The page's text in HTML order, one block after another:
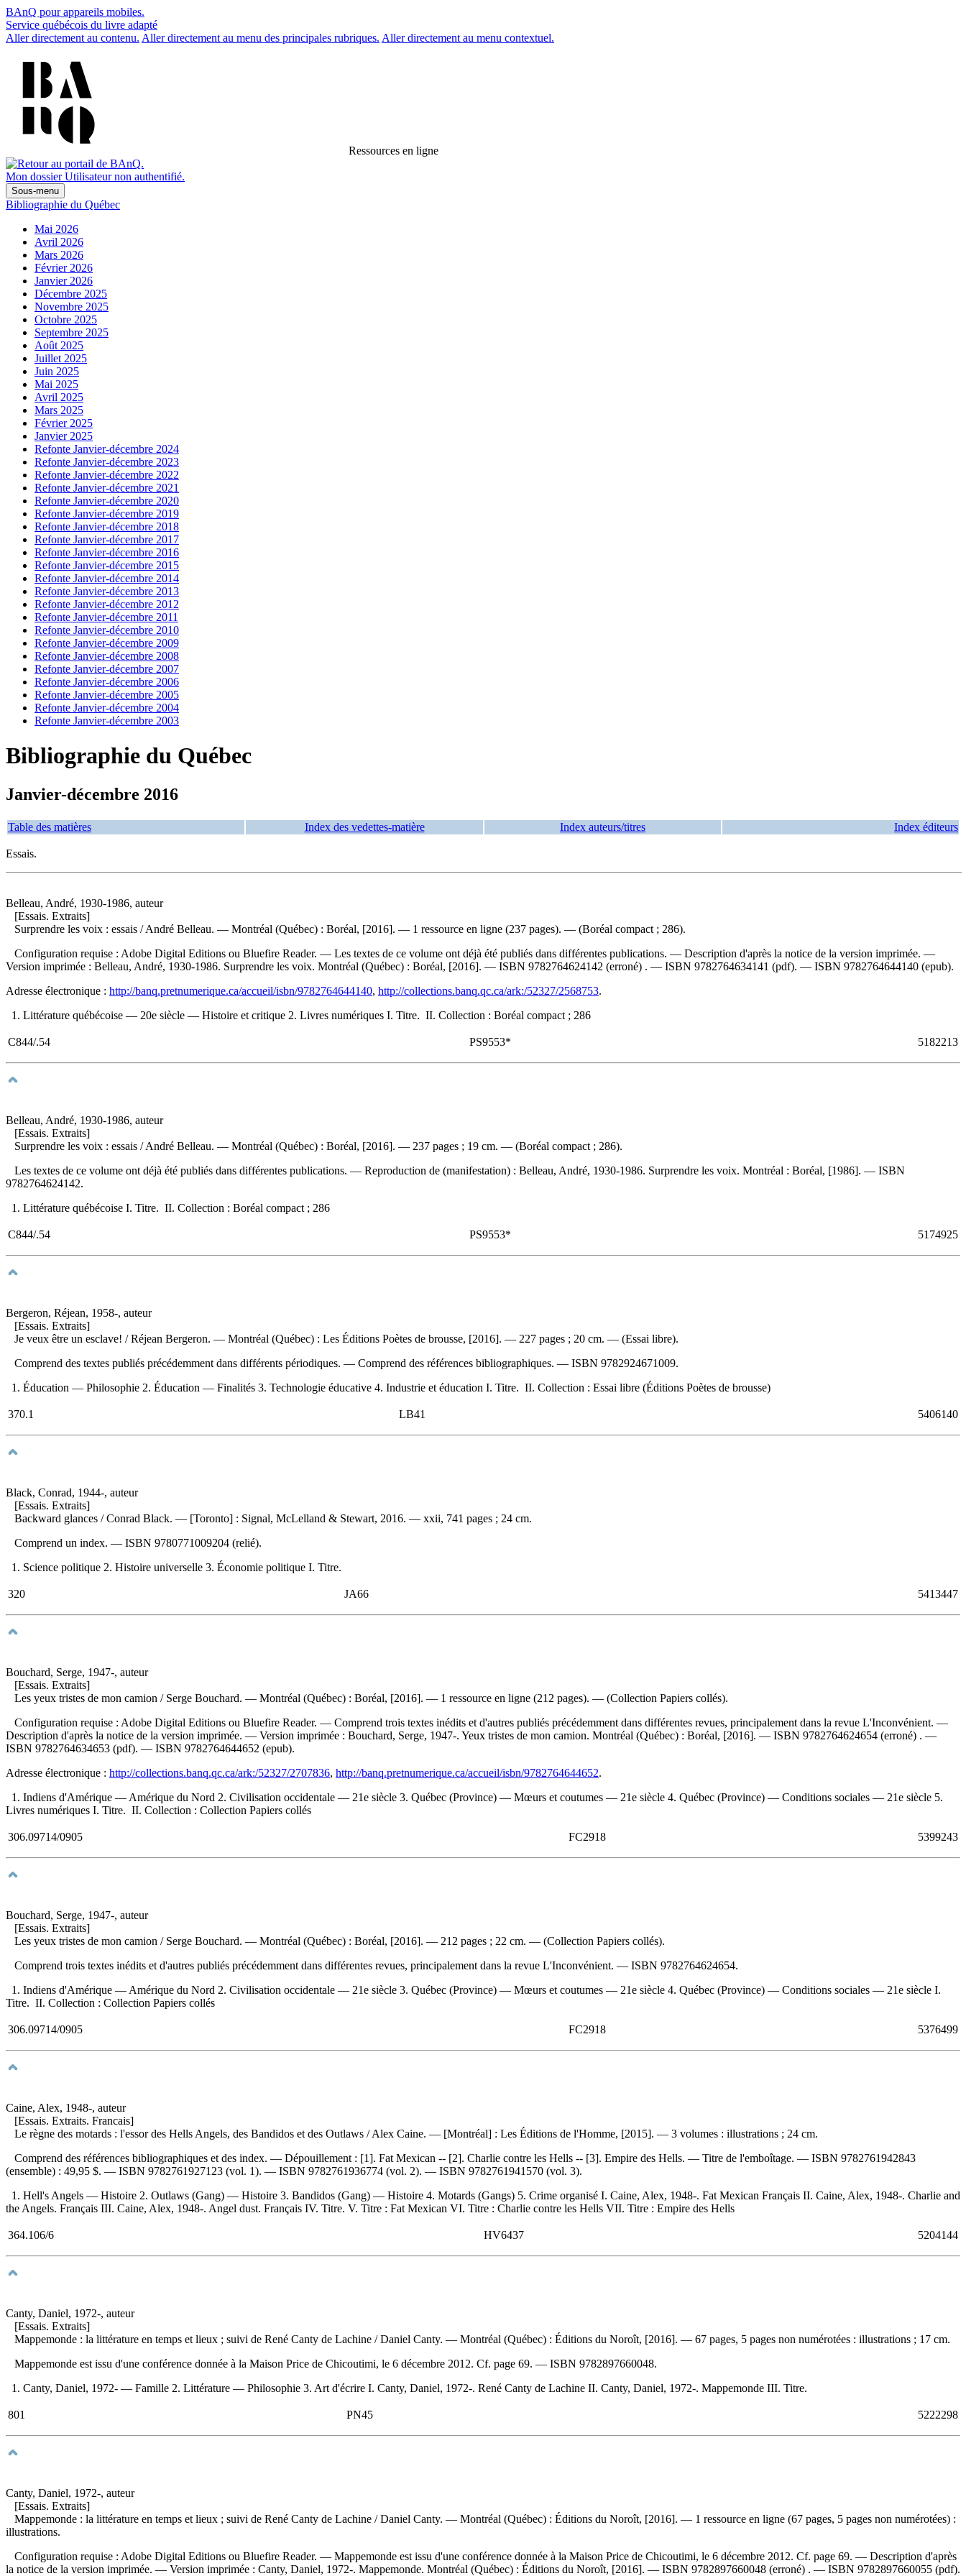
BAnQ pour appareils mobiles.
Service québécois du livre adapté
Aller directement au contenu. Aller directement au menu des principales rubriques. Aller directement au menu contextuel.
Ressources en ligne
Mon dossier Utilisateur non authentifié.
Sous-menu
Bibliographie du Québec
Mai 2026
Avril 2026
Mars 2026
Février 2026
Janvier 2026
Décembre 2025
Novembre 2025
Octobre 2025
Septembre 2025
Août 2025
Juillet 2025
Juin 2025
Mai 2025
Avril 2025
Mars 2025
Février 2025
Janvier 2025
Refonte Janvier-décembre 2024
Refonte Janvier-décembre 2023
Refonte Janvier-décembre 2022
Refonte Janvier-décembre 2021
Refonte Janvier-décembre 2020
Refonte Janvier-décembre 2019
Refonte Janvier-décembre 2018
Refonte Janvier-décembre 2017
Refonte Janvier-décembre 2016
Refonte Janvier-décembre 2015
Refonte Janvier-décembre 2014
Refonte Janvier-décembre 2013
Refonte Janvier-décembre 2012
Refonte Janvier-décembre 2011
Refonte Janvier-décembre 2010
Refonte Janvier-décembre 2009
Refonte Janvier-décembre 2008
Refonte Janvier-décembre 2007
Refonte Janvier-décembre 2006
Refonte Janvier-décembre 2005
Refonte Janvier-décembre 2004
Refonte Janvier-décembre 2003
Bibliographie du Québec
Janvier-décembre 2016
Table des matières Index des vedettes-matière Index auteurs/titres Index éditeurs
Essais.
Belleau, André, 1930-1986, auteur
[Essais. Extraits]
Surprendre les voix : essais / André Belleau. — Montréal (Québec) : Boréal, [2016]. — 1 ressource en ligne (237 pages). — (Boréal compact ; 286).
Configuration requise : Adobe Digital Editions ou Bluefire Reader. — Les textes de ce volume ont déjà été publiés dans différentes publications. — Description d'après la notice de la version imprimée. —
Version imprimée : Belleau, André, 1930-1986. Surprendre les voix. Montréal (Québec) : Boréal, [2016]. — ISBN 9782764624142 (erroné) . — ISBN 9782764634141 (pdf). — ISBN 9782764644140 (epub).
Adresse électronique : http://banq.pretnumerique.ca/accueil/isbn/9782764644140, http://collections.banq.qc.ca/ark:/52327/2568753.
1. Littérature québécoise — 20e siècle — Histoire et critique 2. Livres numériques I. Titre. II. Collection : Boréal compact ; 286
C844/.54 PS9553* 5182213
Belleau, André, 1930-1986, auteur
[Essais. Extraits]
Surprendre les voix : essais / André Belleau. — Montréal (Québec) : Boréal, [2016]. — 237 pages ; 19 cm. — (Boréal compact ; 286).
Les textes de ce volume ont déjà été publiés dans différentes publications. — Reproduction de (manifestation) : Belleau, André, 1930-1986. Surprendre les voix. Montréal : Boréal, [1986]. — ISBN
9782764624142.
1. Littérature québécoise I. Titre. II. Collection : Boréal compact ; 286
C844/.54 PS9553* 5174925
Bergeron, Réjean, 1958-, auteur
[Essais. Extraits]
Je veux être un esclave! / Réjean Bergeron. — Montréal (Québec) : Les Éditions Poètes de brousse, [2016]. — 227 pages ; 20 cm. — (Essai libre).
Comprend des textes publiés précédemment dans différents périodiques. — Comprend des références bibliographiques. — ISBN 9782924671009.
1. Éducation — Philosophie 2. Éducation — Finalités 3. Technologie éducative 4. Industrie et éducation I. Titre. II. Collection : Essai libre (Éditions Poètes de brousse)
370.1 LB41 5406140
Black, Conrad, 1944-, auteur
[Essais. Extraits]
Backward glances / Conrad Black. — [Toronto] : Signal, McLelland & Stewart, 2016. — xxii, 741 pages ; 24 cm.
Comprend un index. — ISBN 9780771009204 (relié).
1. Science politique 2. Histoire universelle 3. Économie politique I. Titre.
320 JA66 5413447
Bouchard, Serge, 1947-, auteur
[Essais. Extraits]
Les yeux tristes de mon camion / Serge Bouchard. — Montréal (Québec) : Boréal, [2016]. — 1 ressource en ligne (212 pages). — (Collection Papiers collés).
Configuration requise : Adobe Digital Editions ou Bluefire Reader. — Comprend trois textes inédits et d'autres publiés précédemment dans différentes revues, principalement dans la revue L'Inconvénient. —
Description d'après la notice de la version imprimée. — Version imprimée : Bouchard, Serge, 1947-. Yeux tristes de mon camion. Montréal (Québec) : Boréal, [2016]. — ISBN 9782764624654 (erroné) . —
ISBN 9782764634653 (pdf). — ISBN 9782764644652 (epub).
Adresse électronique : http://collections.banq.qc.ca/ark:/52327/2707836, http://banq.pretnumerique.ca/accueil/isbn/9782764644652.
1. Indiens d'Amérique — Amérique du Nord 2. Civilisation occidentale — 21e siècle 3. Québec (Province) — Mœurs et coutumes — 21e siècle 4. Québec (Province) — Conditions sociales — 21e siècle 5.
Livres numériques I. Titre. II. Collection : Collection Papiers collés
306.09714/0905 FC2918 5399243
Bouchard, Serge, 1947-, auteur
[Essais. Extraits]
Les yeux tristes de mon camion / Serge Bouchard. — Montréal (Québec) : Boréal, [2016]. — 212 pages ; 22 cm. — (Collection Papiers collés).
Comprend trois textes inédits et d'autres publiés précédemment dans différentes revues, principalement dans la revue L'Inconvénient. — ISBN 9782764624654.
1. Indiens d'Amérique — Amérique du Nord 2. Civilisation occidentale — 21e siècle 3. Québec (Province) — Mœurs et coutumes — 21e siècle 4. Québec (Province) — Conditions sociales — 21e siècle I.
Titre. II. Collection : Collection Papiers collés
306.09714/0905 FC2918 5376499
Caine, Alex, 1948-, auteur
[Essais. Extraits. Francais]
Le règne des motards : l'essor des Hells Angels, des Bandidos et des Outlaws / Alex Caine. — [Montréal] : Les Éditions de l'Homme, [2015]. — 3 volumes : illustrations ; 24 cm.
Comprend des références bibliographiques et des index. — Dépouillement : [1]. Fat Mexican -- [2]. Charlie contre les Hells -- [3]. Empire des Hells. — Titre de l'emboîtage. — ISBN 9782761942843
(ensemble) : 49,95 $. — ISBN 9782761927123 (vol. 1). — ISBN 9782761936774 (vol. 2). — ISBN 9782761941570 (vol. 3).
1. Hell's Angels — Histoire 2. Outlaws (Gang) — Histoire 3. Bandidos (Gang) — Histoire 4. Motards (Gangs) 5. Crime organisé I. Caine, Alex, 1948-. Fat Mexican Français II. Caine, Alex, 1948-. Charlie and
the Angels. Français III. Caine, Alex, 1948-. Angel dust. Français IV. Titre. V. Titre : Fat Mexican VI. Titre : Charlie contre les Hells VII. Titre : Empire des Hells
364.106/6 HV6437 5204144
Canty, Daniel, 1972-, auteur
[Essais. Extraits]
Mappemonde : la littérature en temps et lieux ; suivi de René Canty de Lachine / Daniel Canty. — Montréal (Québec) : Éditions du Noroît, [2016]. — 67 pages, 5 pages non numérotées : illustrations ; 17 cm.
Mappemonde est issu d'une conférence donnée à la Maison Price de Chicoutimi, le 6 décembre 2012. Cf. page 69. — ISBN 9782897660048.
1. Canty, Daniel, 1972- — Famille 2. Littérature — Philosophie 3. Art d'écrire I. Canty, Daniel, 1972-. René Canty de Lachine II. Canty, Daniel, 1972-. Mappemonde III. Titre.
801 PN45 5222298
Canty, Daniel, 1972-, auteur
[Essais. Extraits]
Mappemonde : la littérature en temps et lieux ; suivi de René Canty de Lachine / Daniel Canty. — Montréal (Québec) : Éditions du Noroît, [2016]. — 1 ressource en ligne (67 pages, 5 pages non numérotées) :
illustrations.
Configuration requise : Adobe Digital Editions ou Bluefire Reader. — Mappemonde est issu d'une conférence donnée à la Maison Price de Chicoutimi, le 6 décembre 2012. Cf. page 69. — Description d'après
la notice de la version imprimée. — Version imprimée : Canty, Daniel, 1972-. Mappemonde. Montréal (Québec) : Éditions du Noroît, [2016]. — ISBN 9782897660048 (erroné) . — ISBN 9782897660055 (pdf).